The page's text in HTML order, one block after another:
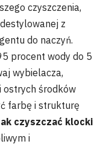
czyszczenia,
z
do naczyń.
procent wody do 5
wybielacza,
ostrych środków
farbę i strukturę
czyszczać klocki
i